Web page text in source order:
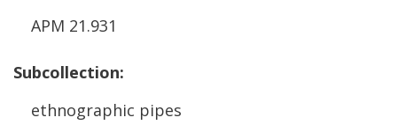
APM 21.931
Subcollection:
ethnographic pipes